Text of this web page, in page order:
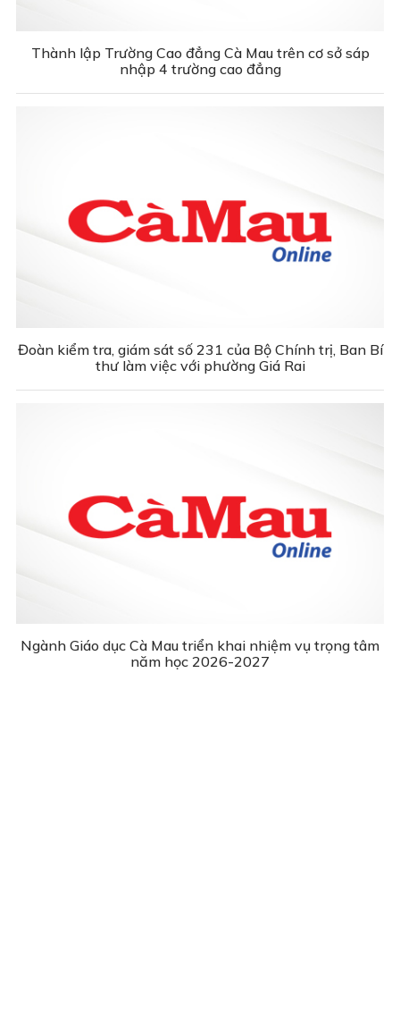
Thành lập Trường Cao đẳng Cà Mau trên cơ sở sáp
nhập 4 trường cao đẳng
Đoàn kiểm tra, giám sát số 231 của Bộ Chính trị, Ban Bí
thư làm việc với phường Giá Rai
Ngành Giáo dục Cà Mau triển khai nhiệm vụ trọng tâm
năm học 2026-2027